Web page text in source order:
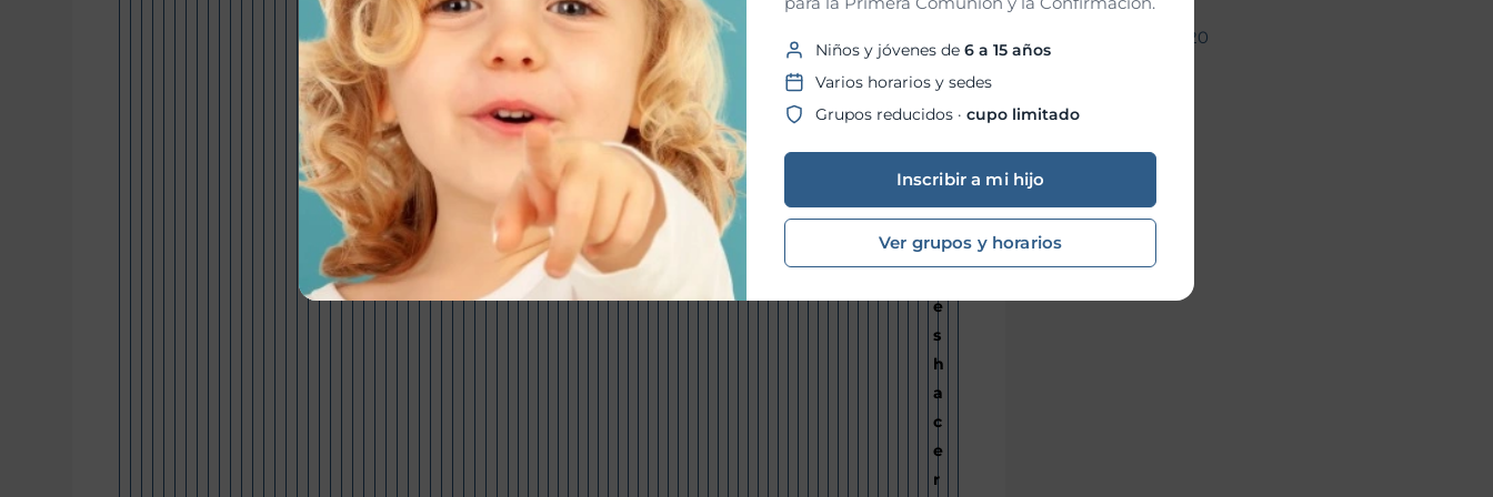
n
t
o
p
u
e
e
s
h
a
c
e
r
noviembre 2020
Niños y jóvenes de 6 a 15 años
Varios horarios y sedes
Grupos reducidos · cupo limitado
Inscribir a mi hijo
Ver grupos y horarios